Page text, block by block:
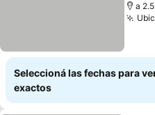
a
Seleccioná las fechas para
exactos